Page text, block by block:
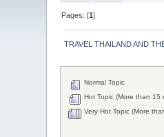
Pages: [1]
TRAVEL THAILAND AND
Normal Topic
Hot Topic (More than 15
Very Hot Topic (More